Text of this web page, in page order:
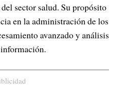
sector salud. Su propósito
en la administración de los
avanzado y análisis